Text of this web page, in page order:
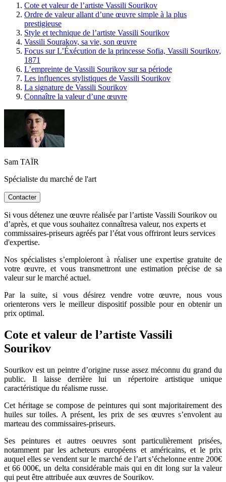
Cote et valeur de l’artiste Vassili Sourikov
Ordre de valeur allant d’une œuvre simple à la plus
prestigieuse
Style et technique de l’artiste Vassili Sourikov
Vassili Sourakov, sa vie, son œuvre
Focus sur L’Éxécution de la princesse Sofia, Vassili Sourikov,
1871
L’empreinte de Vassili Sourikov sur sa période
Les influences stylistiques de Vassili Sourikov
La signature de Vassili Sourikov
Connaître la valeur d’une œuvre
Sam TAÏR
Spécialiste du marché de l'art
Contacter
Si vous détenez une œuvre réalisée par l’artiste Vassili Sourikov ou
d’après, et que vous souhaitez connaîtresa valeur, nos experts et
commissaires-priseurs agréés par l’état vous offriront leurs services
d'expertise.
Nos spécialistes s’emploieront à réaliser une expertise gratuite de
votre œuvre, et vous transmettront une estimation précise de sa
valeur sur le marché actuel.
Par la suite, si vous désirez vendre votre œuvre, nous vous
orienterons vers le meilleur dispositif possible pour en obtenir un
prix optimal.
Cote et valeur de l’artiste Vassili
Sourikov
Sourikov est un peintre d’origine russe assez méconnu du grand du
public. Il laisse derrière lui un répertoire artistique unique
caractéristique du réalisme russe.
Cet héritage se compose de peintures qui sont majoritairement des
huiles sur toiles. A présent, les prix de ses œuvres s’envolent au
marteau des commissaires-priseurs.
Ses peintures et autres oeuvres sont particulièrement prisées,
notamment par les acheteurs européens et américains, et le prix
auquel elles se vendent sur le marché de l’art s’échelonne entre 200€
et 66 000€, un delta considérable mais qui en dit long sur la valeur
qui peut être attribuée aux œuvres de Sourikov.